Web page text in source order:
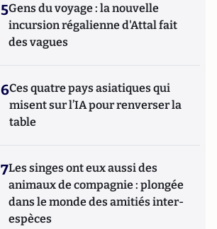
5Gens du voyage : la nouvelle
incursion régalienne d'Attal fait
des vagues
6Ces quatre pays asiatiques qui
misent sur l’IA pour renverser la
table
7Les singes ont eux aussi des
animaux de compagnie : plongée
dans le monde des amitiés inter-
espèces